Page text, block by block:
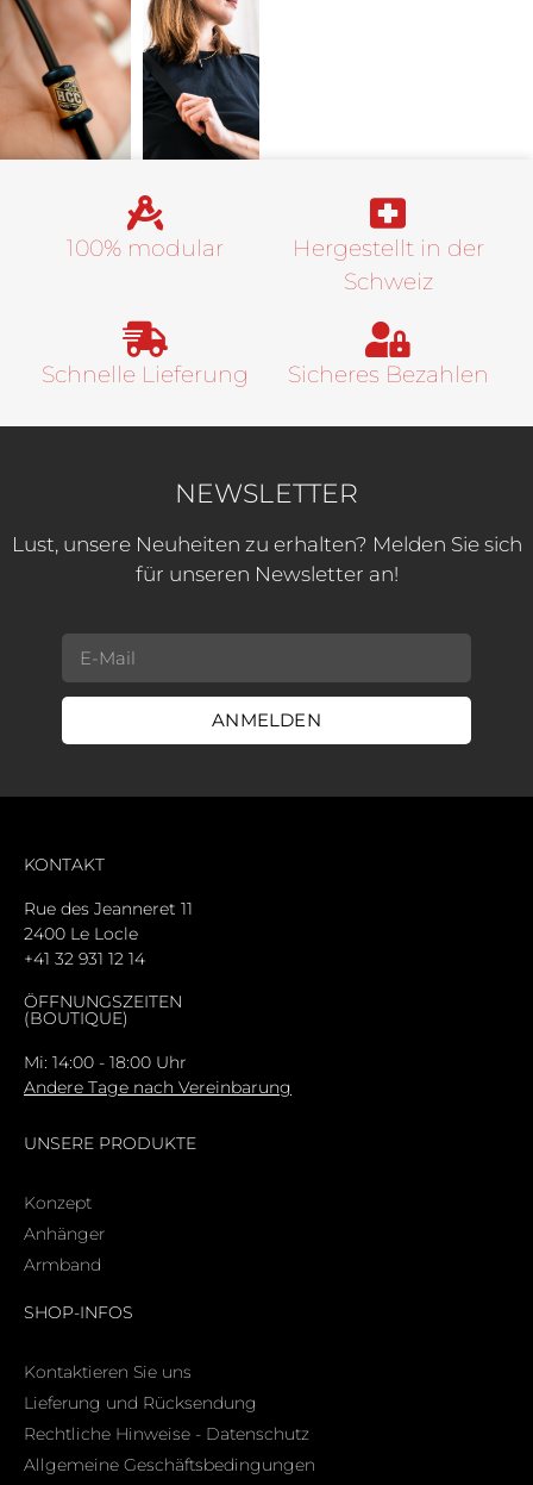
100% modular
Hergestellt in der
Schweiz
Schnelle Lieferung Sicheres Bezahlen
NEWSLETTER
Lust, unsere Neuheiten zu erhalten? Melden Sie sich
für unseren Newsletter an!
ANMELDEN
KONTAKT
Rue des Jeanneret 11
2400 Le Locle
+41 32 931 12 14
ÖFFNUNGSZEITEN
(BOUTIQUE)
Mi: 14:00 - 18:00 Uhr
Andere Tage nach Vereinbarung
UNSERE PRODUKTE
Konzept
Anhänger
Armband
SHOP-INFOS
Kontaktieren Sie uns
Lieferung und Rücksendung
Rechtliche Hinweise - Datenschutz
Allgemeine Geschäftsbedingungen